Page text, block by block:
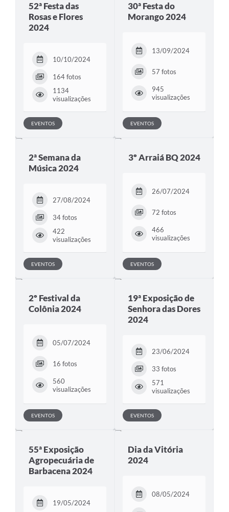
Plano Municipal de Saneamento Básico
Carta de Serviços
Arquivos para Download
Legislação
Telefones Úteis
Transparência
52ª Festa das
Rosas e Flores
2024
10/10/2024
164 fotos
1134
visualizações
EVENTOS
30ª Festa do
Morango 2024
13/09/2024
57 fotos
945
visualizações
EVENTOS
2ª Semana da
Música 2024
27/08/2024
34 fotos
422
visualizações
EVENTOS
3º Arraiá BQ 2024
26/07/2024
72 fotos
466
visualizações
EVENTOS
2º Festival da
Colônia 2024
05/07/2024
16 fotos
560
visualizações
EVENTOS
19ª Exposição de
Senhora das Dores
2024
23/06/2024
33 fotos
571
visualizações
EVENTOS
55ª Exposição
Agropecuária de
Barbacena 2024
19/05/2024
Dia da Vitória
2024
08/05/2024